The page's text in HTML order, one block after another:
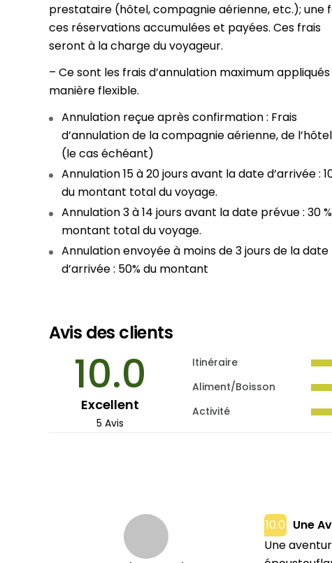
prestataire (hôtel, compagnie aérienne, etc.); une
ces réservations accumulées et payées. Ces frais
seront à la charge du voyageur.
– Ce sont les frais d’annulation maximum
manière flexible.
Annulation reçue après confirmation : Frais
d’annulation de la compagnie aérienne, de
(le cas échéant)
Annulation 15 à 20 jours avant la date d’arrivée :
du montant total du voyage.
Annulation 3 à 14 jours avant la date prévue : 30
montant total du voyage.
Annulation envoyée à moins de 3 jours de la date
d’arrivée : 50% du montant
Avis des clients
10.0
Excellent
5 Avis
Itinéraire
Aliment/Boisson
Activité
10.0 Une
Une